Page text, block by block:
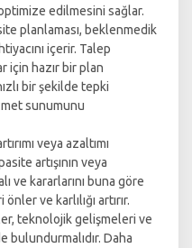
edilmesini sağlar.
planlaması, beklenmedik
içerir. Talep
için hazır bir plan
bir şekilde tepki
sunumunu
veya azaltımı
artışının veya
ve kararlarını buna göre
ve karlılığı artırır.
teknolojik gelişmeleri ve
bulundurmalıdır. Daha